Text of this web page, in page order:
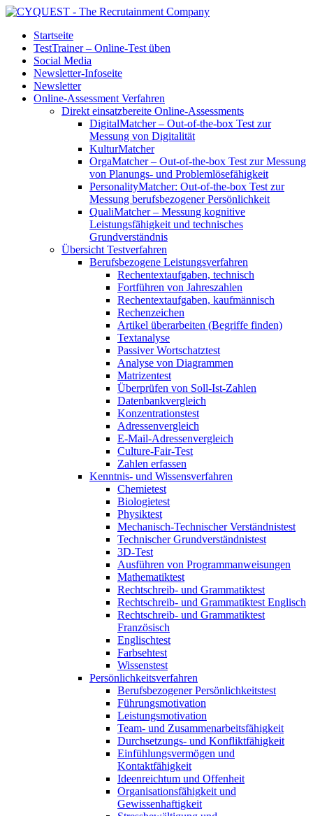
Startseite
TestTrainer – Online-Test üben
Social Media
Newsletter-Infoseite
Newsletter
Online-Assessment Verfahren
Direkt einsatzbereite Online-Assessments
DigitalMatcher – Out-of-the-box Test zur
Messung von Digitalität
KulturMatcher
OrgaMatcher – Out-of-the-box Test zur Messung
von Planungs- und Problemlösefähigkeit
PersonalityMatcher: Out-of-the-box Test zur
Messung berufsbezogener Persönlichkeit
QualiMatcher – Messung kognitive
Leistungsfähigkeit und technisches
Grundverständnis
Übersicht Testverfahren
Berufsbezogene Leistungsverfahren
Rechentextaufgaben, technisch
Fortführen von Jahreszahlen
Rechentextaufgaben, kaufmännisch
Rechenzeichen
Artikel überarbeiten (Begriffe finden)
Textanalyse
Passiver Wortschatztest
Analyse von Diagrammen
Matrizentest
Überprüfen von Soll-Ist-Zahlen
Datenbankvergleich
Konzentrationstest
Adressenvergleich
E-Mail-Adressenvergleich
Culture-Fair-Test
Zahlen erfassen
Kenntnis- und Wissensverfahren
Chemietest
Biologietest
Physiktest
Mechanisch-Technischer Verständnistest
Technischer Grundverständnistest
3D-Test
Ausführen von Programmanweisungen
Mathematiktest
Rechtschreib- und Grammatiktest
Rechtschreib- und Grammatiktest Englisch
Rechtschreib- und Grammatiktest
Französisch
Englischtest
Farbsehtest
Wissenstest
Persönlichkeitsverfahren
Berufsbezogener Persönlichkeitstest
Führungsmotivation
Leistungsmotivation
Team- und Zusammenarbeitsfähigkeit
Durchsetzungs- und Konfliktfähigkeit
Einfühlungsvermögen und
Kontaktfähigkeit
Ideenreichtum und Offenheit
Organisationsfähigkeit und
Gewissenhaftigkeit